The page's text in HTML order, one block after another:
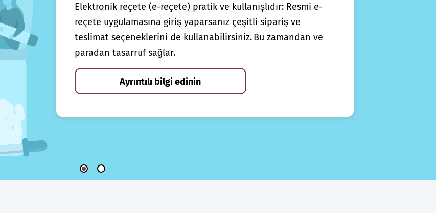
Elektronik reçete (e-reçete) pratik ve kullanışlıdır: Resmi e-
reçete uygulamasına giriş yaparsanız çeşitli sipariş ve
teslimat seçeneklerini de kullanabilirsiniz. Bu zamandan ve
paradan tasarruf sağlar.
Ayrıntılı bilgi edinin